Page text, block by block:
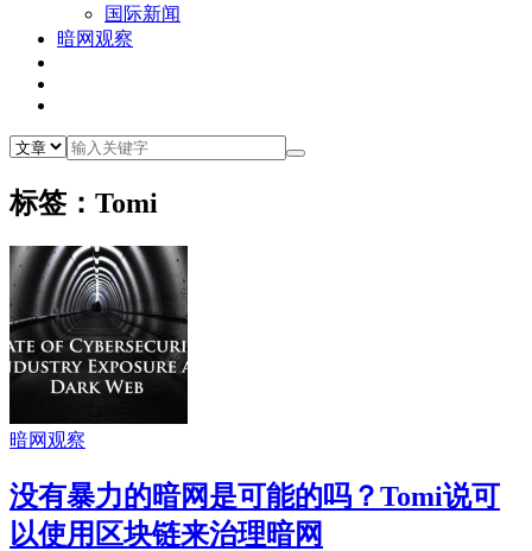
国际新闻
暗网观察
标签：Tomi
暗网观察
没有暴力的暗网是可能的吗？Tomi说可
以使用区块链来治理暗网